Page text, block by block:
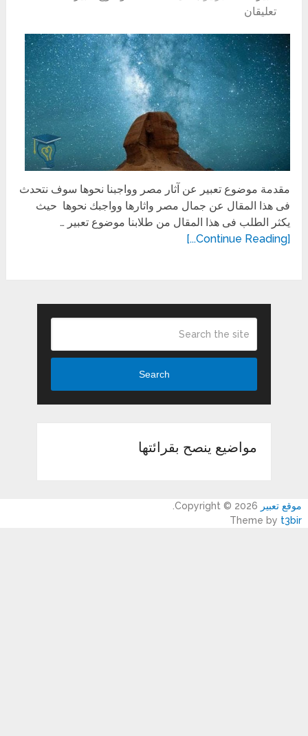
تعليقان
مقدمة موضوع تعبير عن آثار مصر وواجبنا نحوها سوف نتحدث
فى هذا المقال عن جمال مصر واثارها وواجبك نحوها حيث
يكثر الطلب فى هذا المقال من طلابنا موضوع تعبير …
[Continue Reading...]
Search
مواضيع ينصح بقرائتها
موقع تعبير
Theme by t3bir